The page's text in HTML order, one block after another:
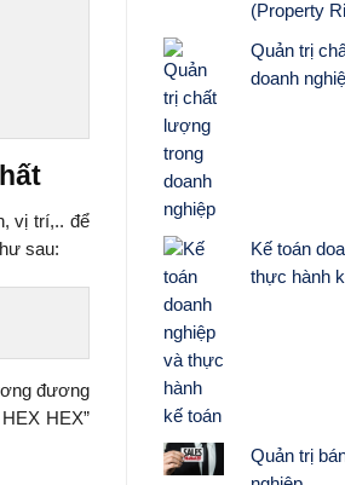
vị trí,.. để
sau:
đương
HEX”
(Property
Quản trị
doanh
Kế toán
thực hành
Quản trị